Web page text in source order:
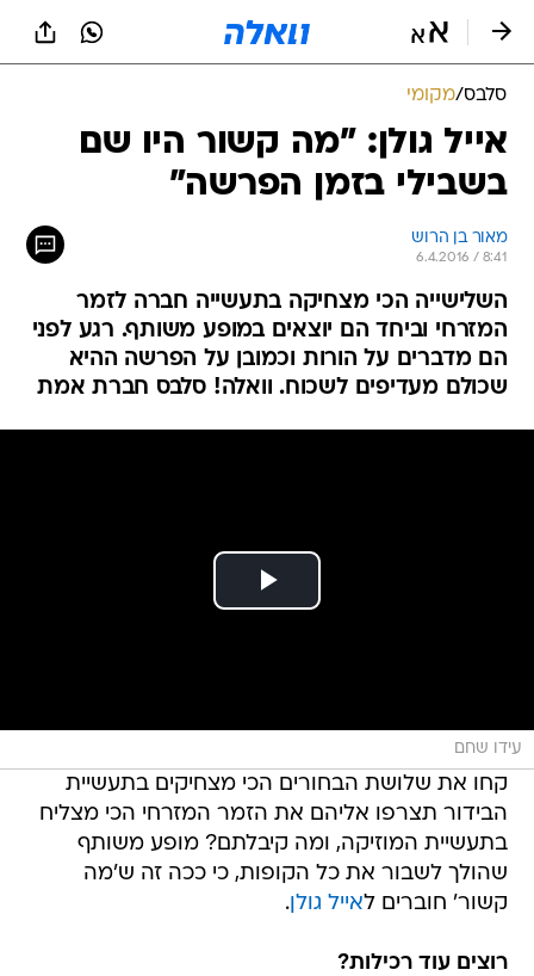
סלבס/מקומי
אייל גולן: "מה קשור היו שם
בשבילי בזמן הפרשה"
מאור בן הרוש
6.4.2016 / 8:41
השלישייה הכי מצחיקה בתעשייה חברה לזמר
המזרחי וביחד הם יוצאים במופע משותף. רגע לפני
הם מדברים על הורות וכמובן על הפרשה ההיא
שכולם מעדיפים לשכוח. וואלה! סלבס חברת אמת
עידו שחם
קחו את שלושת הבחורים הכי מצחיקים בתעשיית
הבידור תצרפו אליהם את הזמר המזרחי הכי מצליח
בתעשיית המוזיקה, ומה קיבלתם? מופע משותף
שהולך לשבור את כל הקופות, כי ככה זה ש'מה
קשור' חוברים לאייל גולן.
רוצים עוד רכילות?